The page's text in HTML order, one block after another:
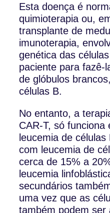
Esta doença é
quimioterapia ou,
transplante de
imunoterapia,
genética das
paciente para fazê-
de glóbulos
células B.
No entanto, a
CAR-T, só funciona
leucemia de
com leucemia de
cerca de 15% a
leucemia
secundários
uma vez que as
também podem ser